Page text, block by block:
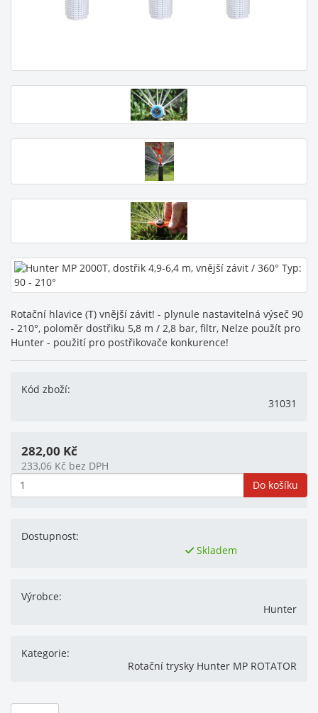
Rotační hlavice (T) vnější závit! - plynule nastavitelná výseč 90
- 210°, poloměr dostřiku 5,8 m / 2,8 bar, filtr, Nelze použít pro
Hunter - použití pro postřikovače konkurence!
Kód zboží:
31031
282,00 Kč
233,06 Kč bez DPH
Do košíku
Dostupnost:
Skladem
Výrobce:
Hunter
Kategorie:
Rotační trysky Hunter MP ROTATOR